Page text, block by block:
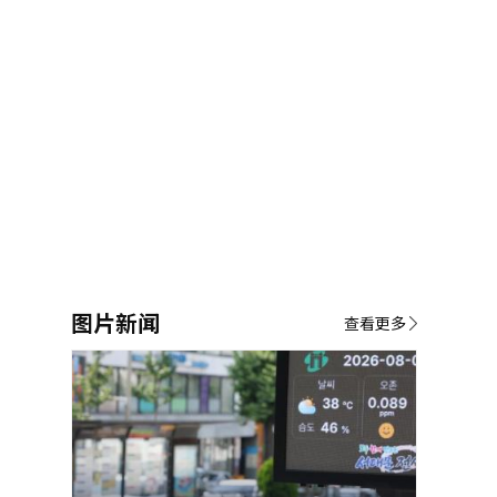
图片新闻 查看更多